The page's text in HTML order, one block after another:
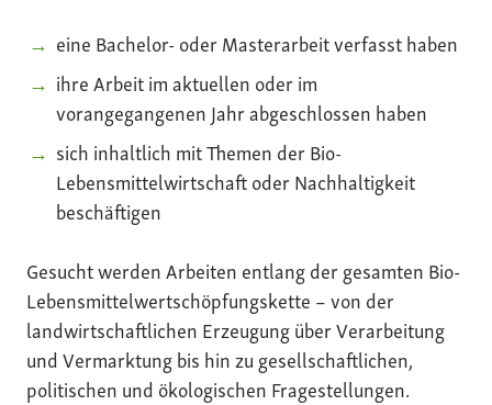
eine Bachelor- oder Masterarbeit verfasst haben
ihre Arbeit im aktuellen oder im
vorangegangenen Jahr abgeschlossen haben
sich inhaltlich mit Themen der Bio-
Lebensmittelwirtschaft oder Nachhaltigkeit
beschäftigen
Gesucht werden Arbeiten entlang der gesamten Bio-
Lebensmittelwertschöpfungskette – von der
landwirtschaftlichen Erzeugung über Verarbeitung
und Vermarktung bis hin zu gesellschaftlichen,
politischen und ökologischen Fragestellungen.